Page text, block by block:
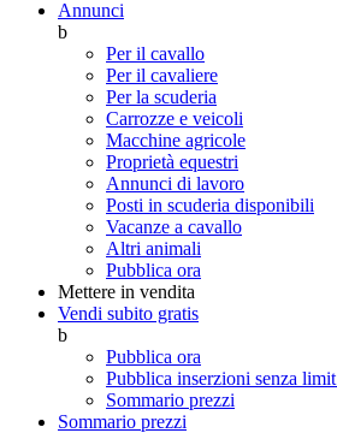
Annunci
b
Per il cavallo
Per il cavaliere
Per la scuderia
Carrozze e veicoli
Macchine agricole
Proprietà equestri
Annunci di lavoro
Posti in scuderia disponibili
Vacanze a cavallo
Altri animali
Pubblica ora
Mettere in vendita
Vendi subito gratis
b
Pubblica ora
Pubblica inserzioni senza limit
Sommario prezzi
Sommario prezzi